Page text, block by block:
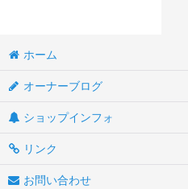
ホーム
オーナーブログ
ショップインフォ
リンク
お問い合わせ